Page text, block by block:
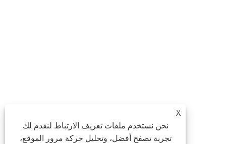
X
نحن نستخدم ملفات تعريف الارتباط لنقدم لك
تجربة تصفح أفضل، وتحليل حركة مرور الموقع،